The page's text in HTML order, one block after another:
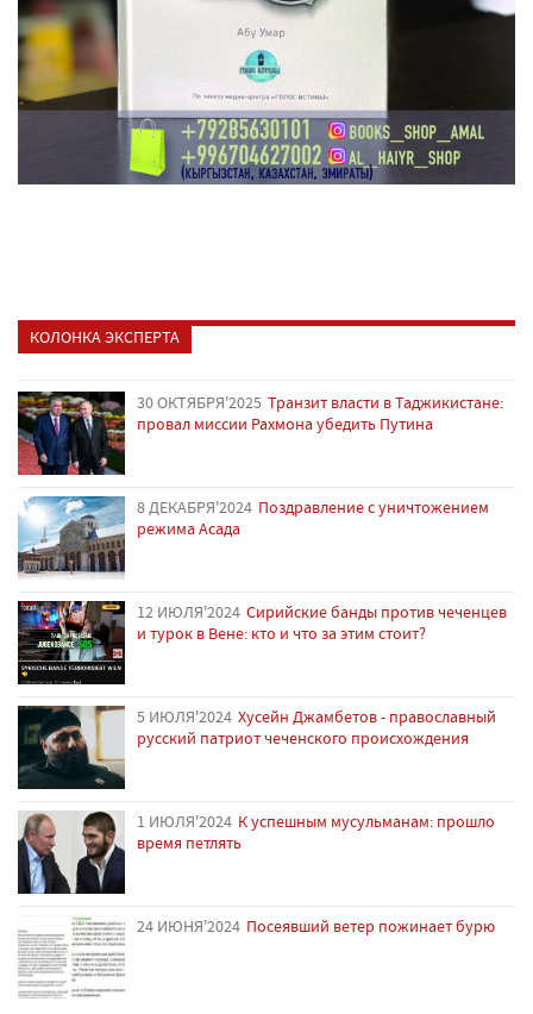
КОЛОНКА ЭКСПЕРТА
30 ОКТЯБРЯ'2025 Транзит власти в Таджикистане:
провал миссии Рахмона убедить Путина
8 ДЕКАБРЯ'2024 Поздравление с уничтожением
режима Асада
12 ИЮЛЯ'2024 Сирийские банды против чеченцев
и турок в Вене: кто и что за этим стоит?
5 ИЮЛЯ'2024 Хусейн Джамбетов - православный
русский патриот чеченского происхождения
1 ИЮЛЯ'2024 К успешным мусульманам: прошло
время петлять
24 ИЮНЯ'2024 Посеявший ветер пожинает бурю